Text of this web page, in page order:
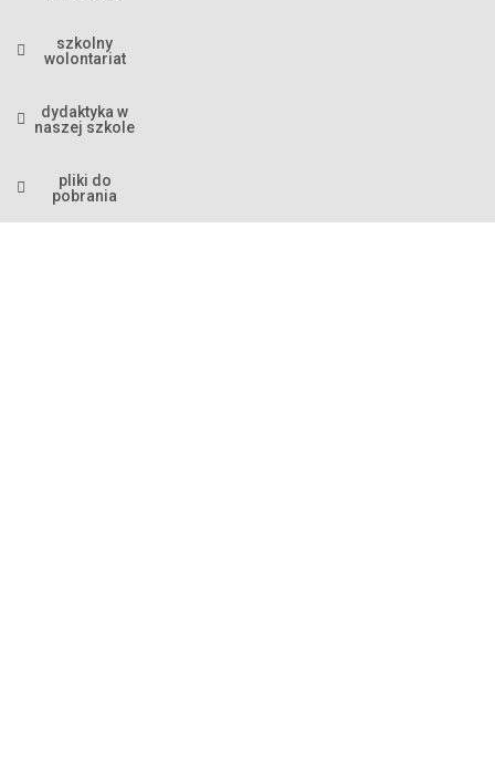
szkolny
wolontariat
dydaktyka w
naszej szkole
pliki do
pobrania